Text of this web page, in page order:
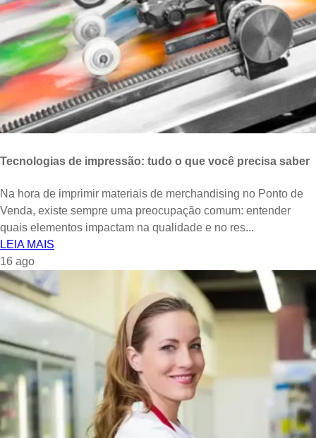
Tecnologias de impressão: tudo o que você precisa saber
Na hora de imprimir materiais de merchandising no Ponto de
Venda, existe sempre uma preocupação comum: entender
quais elementos impactam na qualidade e no res...
LEIA MAIS
16 ago